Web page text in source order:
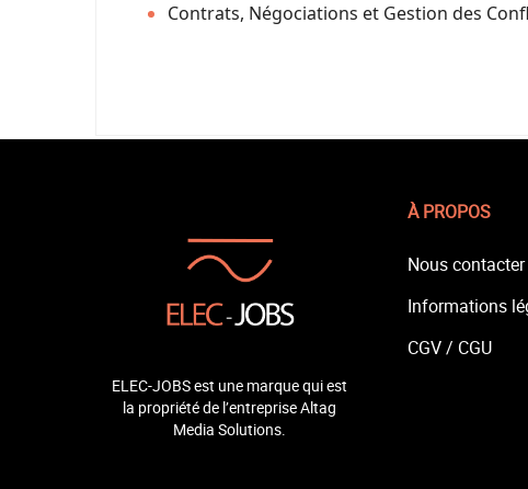
Contrats, Négociations et Gestion des
ELEC-JOBS est une marque qui est
la propriété de l’entreprise Altag
Media Solutions.
À PROPOS
Nous contacter
Informations
CGV / CGU